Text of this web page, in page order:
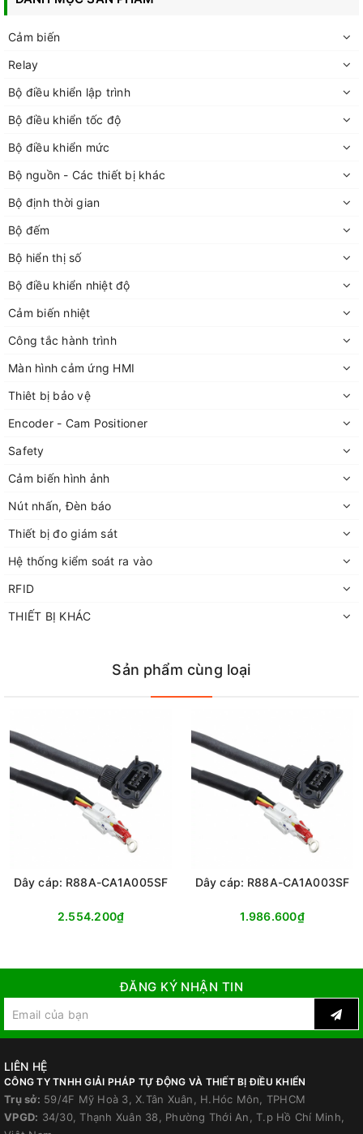
Cảm biến
Relay
Bộ điều khiển lập trình
Bộ điều khiển tốc độ
Bộ điều khiển mức
Bộ nguồn - Các thiết bị khác
Bộ định thời gian
Bộ đếm
Bộ hiển thị số
Bộ điều khiển nhiệt độ
Cảm biến nhiệt
Công tắc hành trình
Màn hình cảm ứng HMI
Thiêt bị bảo vệ
Encoder - Cam Positioner
Safety
Cảm biến hình ảnh
Nút nhấn, Đèn báo
Thiết bị đo giám sát
Hệ thống kiểm soát ra vào
RFID
THIẾT BỊ KHÁC
Sản phẩm cùng loại
Dây cáp: R88A-CA1A005SF
2.554.200₫
Dây cáp: R88A-CA1A003SF
1.986.600₫
ĐĂNG KÝ NHẬN TIN
LIÊN HỆ
CÔNG TY TNHH GIẢI PHÁP TỰ ĐỘNG VÀ THIẾT BỊ ĐIỀU KHIỂN
Trụ sở: 59/4F Mỹ Hoà 3, X.Tân Xuân, H.Hóc Môn, TPHCM
VPGD: 34/30, Thạnh Xuân 38, Phường Thới An, T.p Hồ Chí Minh,